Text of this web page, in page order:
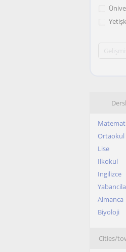
Ortaokul
Lise
Ilkokul
Ingilizce
Almanca
Biyoloji
Cities/